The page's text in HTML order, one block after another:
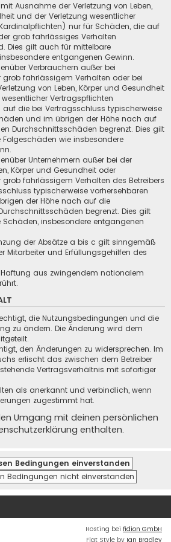
Ausnahme der Verletzung von Leben,
und der Verletzung wesentlicher
nur für Schäden, die auf
grob fahrlässiges Verhalten
Dies gilt auch für mittelbare
entgangenen Gewinn.
Verbrauchern außer bei
fahrlässigem Verhalten oder bei
von Leben, Körper und Gesundheit
Vertragspflichten
die bei Vertragsschluss typischerweise
und im übrigen der Höhe nach auf
Durchschnittsschäden begrenzt. Dies gilt
wie insbesondere
Unternehmern außer bei der
Körper und Gesundheit oder
fahrlässigem Verhalten des Betreibers
typischerweise vorhersehbaren
der Höhe nach auf die
begrenzt. Dies gilt
insbesondere entgangenen
der Absätze a bis c gilt sinngemäß
Mitarbeiter und Erfüllungsgehilfen des
aus zwingendem nationalem
die Nutzungsbedingungen und die
zu ändern. Die Änderung wird dem
den Änderungen zu widersprechen. Im
erlischt das zwischen dem Betreiber
Vertragsverhältnis mit sofortiger
als anerkannt und verbindlich, wenn
zugestimmt hat.
Umgang mit deinen persönlichen
enthalten.
Hosting bei fidion GmbH
Flat Style by Ian Bradley